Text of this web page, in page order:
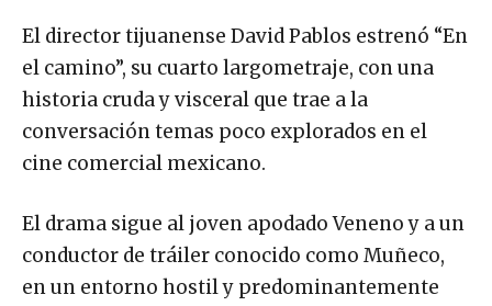
El director tijuanense David Pablos estrenó “En
el camino”, su cuarto largometraje, con una
historia cruda y visceral que trae a la
conversación temas poco explorados en el
cine comercial mexicano.
El drama sigue al joven apodado Veneno y a un
conductor de tráiler conocido como Muñeco,
en un entorno hostil y predominantemente